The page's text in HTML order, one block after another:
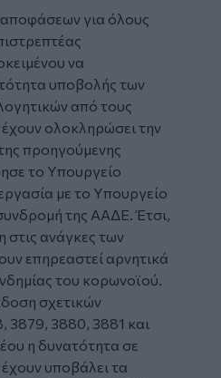
για όλους
να
υποβολής των
από τους
ολοκληρώσει την
προηγούμενης
το Υπουργείο
με το Υπουργείο
της ΑΑΔΕ. Έτσι,
στις ανάγκες των
επηρεαστεί αρνητικά
του κορωνοϊού.
σχετικών
3880, 3881 και
η δυνατότητα σε
υποβάλει τα